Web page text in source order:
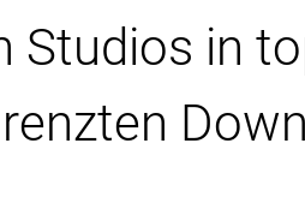
Studios in